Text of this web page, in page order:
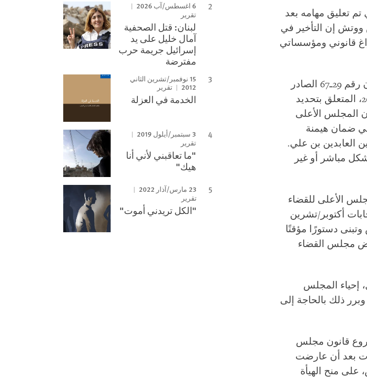
تعليق مهامه بعد
إن التأخير في
قانوني ومؤسساتي
وما زالت السلطات الجديدة في تونس لم تراجع بعد القانون رقم 29ـ67 الصادر
في يوليو/تموز 1967، والذي تم تنقيحه في أغسطس/آب 2005، المتعلق بتحديد
المجلس الأعلى
ضمان هيمنة
العابدين بن علي.
بشكل مباشر أو غير
الثاني 2011، واصل المجلس الأعلى للقضاء
أكتوبر/تشرين
وتبنى دستورًا مؤقتًا
مجلس القضاء
إحياء المجلس
ذلك بالحاجة إلى
قانون مجلس
وتعطلت المناقشات بعد أن عارضت
منح الهيأة
6 اغسطس/آب 2026
تقرير
لبنان: قتل الصحفية
آمال خليل على يد
إسرائيل جريمة حرب
مفترضة
15 نوفمبر/تشرين الثاني
2012
تقرير
الخدمة في العزلة
3 سبتمبر/أيلول 2019
تقرير
"ما تعاقبني لأني أنا
هيك"
23 مارس/آذار 2022
تقرير
"الكل تريدني أموت"